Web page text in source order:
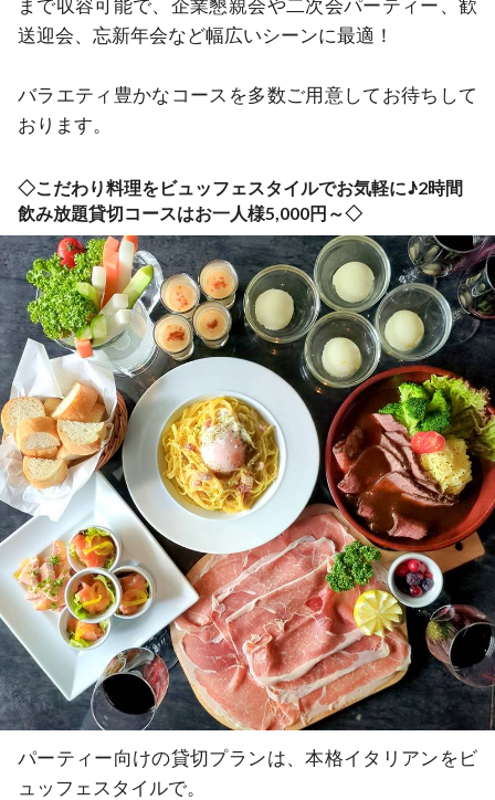
まで収容可能で、企業懇親会や二次会パーティー、歓
送迎会、忘新年会など幅広いシーンに最適！
バラエティ豊かなコースを多数ご用意してお待ちして
おります。
◇こだわり料理をビュッフェスタイルでお気軽に♪2時間
飲み放題貸切コースはお一人様5,000円～◇
パーティー向けの貸切プランは、本格イタリアンをビ
ュッフェスタイルで。